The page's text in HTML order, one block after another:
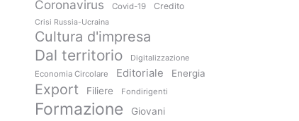
Coronavirus Covid-19 Credito
Crisi Russia-Ucraina
Cultura d'impresa
Dal territorio
Digitalizzazione
Economia Circolare
Editoriale Energia
Export Filiere Fondirigenti
Formazione
Giovani